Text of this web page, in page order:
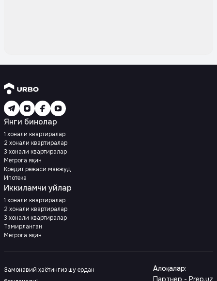
Янги бинолар
1 хонали квартиралар
2 хонали квартиралар
3 хонали квартиралар
Метрога яқин
Кредит режаси мавжуд
Ипотека
Иккиламчи уйлар
1 хонали квартиралар
2 хонали квартиралар
3 хонали квартиралар
Тамирланган
Метрога яқин
Замонавий ҳаётингиз шу ердан
Алоқалар:
Партнер - Prep.uz